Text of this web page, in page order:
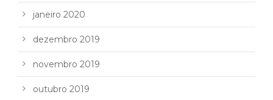
janeiro 2020
dezembro 2019
novembro 2019
outubro 2019